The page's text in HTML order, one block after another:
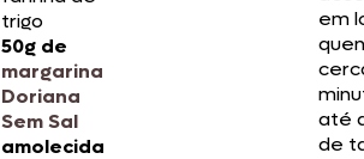
trigo
50g de
margarina
Doriana
Sem Sal
amolecida
em
até
de